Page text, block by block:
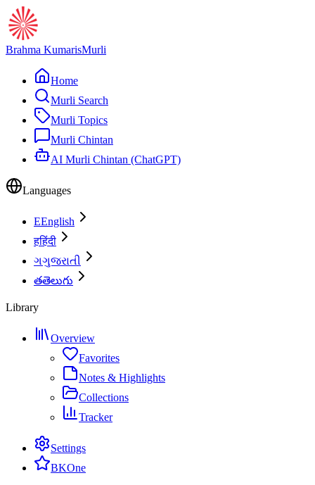
Brahma KumarisMurli
Home
Murli Search
Murli Topics
Murli Chintan
AI Murli Chintan (ChatGPT)
Languages
EEnglish
हहिंदी
ગગુજરાતી
తతెలుగు
Library
Overview
Favorites
Notes & Highlights
Collections
Tracker
Settings
BKOne